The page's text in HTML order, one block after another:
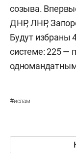
созыва.
ДНР, ЛНР,
Будут избраны
системе: 225 —
#ислам